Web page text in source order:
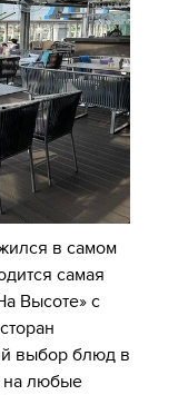
в самом
самая
Высоте» с
выбор блюд в
на любые